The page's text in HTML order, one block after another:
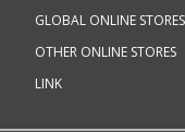
GLOBAL ONLINE STORES
OTHER ONLINE STORES
LINK